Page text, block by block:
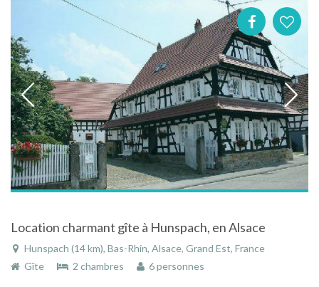
Location charmant gîte à Hunspach, en Alsace
Hunspach (14 km), Bas-Rhin, Alsace, Grand Est, France
Gîte
2 chambres 6 personnes